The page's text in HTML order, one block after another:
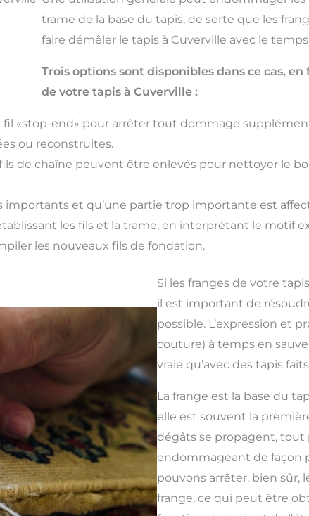
trame de la base du tapis, de sorte que les
faire démêler le tapis à Cuverville avec le temps.
Trois options sont disponibles dans ce cas,
de votre tapis à Cuverville :
«stop-end» pour arrêter tout dommage
ou reconstruites.
de chaîne peuvent être enlevés pour nettoyer le
importants et qu’une partie trop importante est
les fils et la trame, en interprétant le motif
les nouveaux fils de fondation.
Si les franges de votre
il est important de
possible. L’expression et
couture) à temps en
vraie qu’avec des tapis
La frange est la base du
elle est souvent la
dégâts se propagent, tout
endommageant de façon
pouvons arrêter, bien sûr,
frange, ce qui peut être